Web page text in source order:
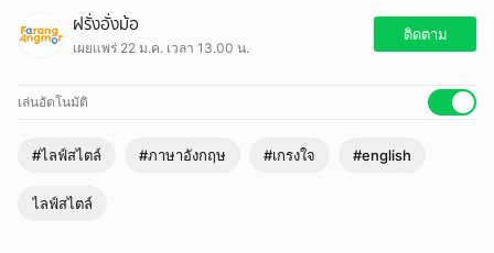
เกรงใจ… แต่ก็ช่วยหน่อยเถอะะะ
ฝรั่งอั่งม้อ
เผยแพร่ 22 ม.ค. เวลา 13.00 น.
ติดตาม
เล่นอัตโนมัติ
#ไลฟ์สไตล์ #ภาษาอังกฤษ #เกรงใจ #english
ไลฟ์สไตล์